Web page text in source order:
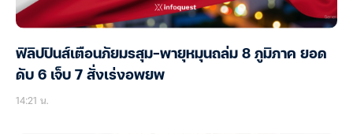
ฟิลิปปินส์เตือนภัยมรสุม-พายุหมุนถล่ม 8 ภูมิภาค ยอด
ดับ 6 เจ็บ 7 สั่งเร่งอพยพ
14:21 น.